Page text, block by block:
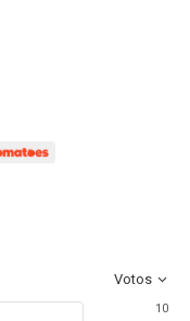
Votos
10